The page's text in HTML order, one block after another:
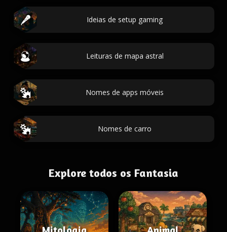
Ideias de setup gaming
Leituras de mapa astral
Nomes de apps móveis
Nomes de carro
Explore todos os Fantasia